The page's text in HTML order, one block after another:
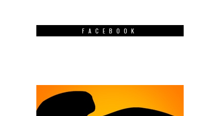
FACEBOOK